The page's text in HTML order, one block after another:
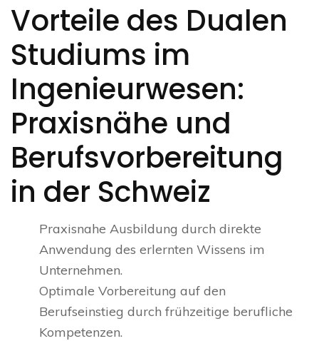
Vorteile des Dualen
Studiums im
Ingenieurwesen:
Praxisnähe und
Berufsvorbereitung
in der Schweiz
Praxisnahe Ausbildung durch direkte
Anwendung des erlernten Wissens im
Unternehmen.
Optimale Vorbereitung auf den
Berufseinstieg durch frühzeitige berufliche
Kompetenzen.